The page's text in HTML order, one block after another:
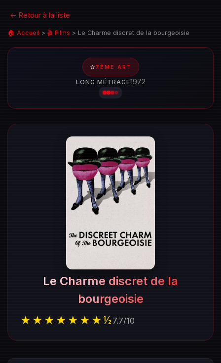
← Retour à la liste
🏠 Accueil > 🎬 Films > Le Charme discret de la bourgeoisie
⭐7ÈME ART
LONG MÉTRAGE1972
Le Charme discret de la
bourgeoisie
★★★★★★★½ 7.7/10